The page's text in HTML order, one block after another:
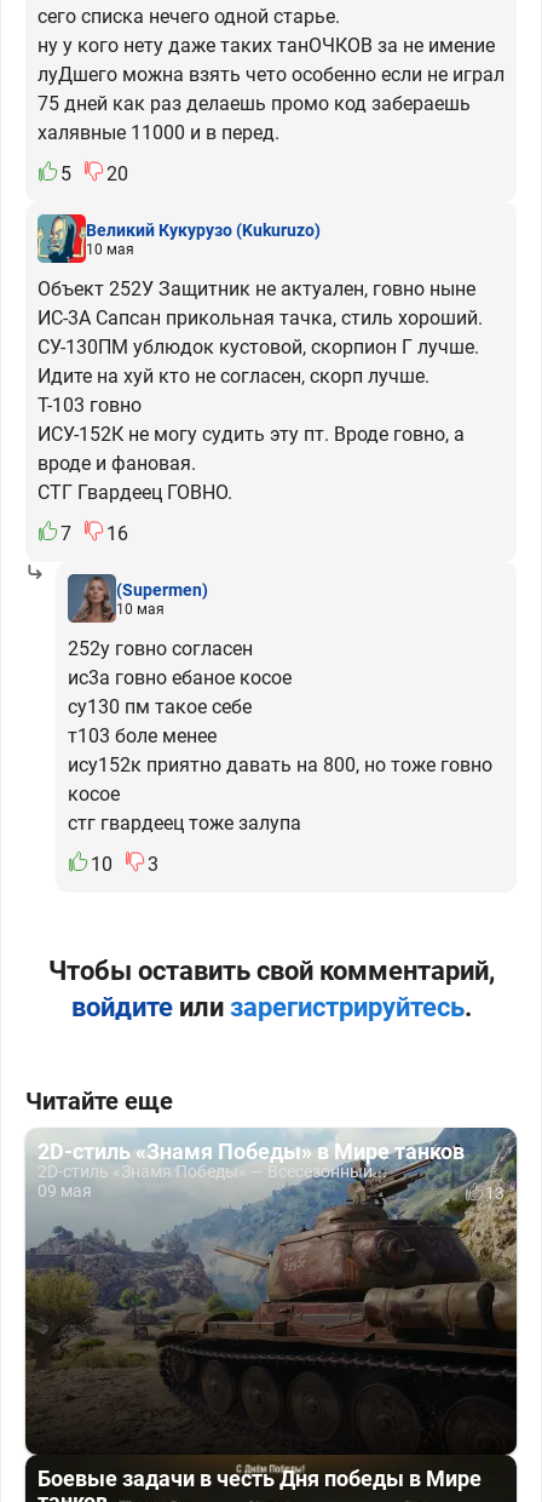
сего списка нечего одной старье.
ну у кого нету даже таких танОЧКОВ за не имение
луДшего можна взять чето особенно если не играл
75 дней как раз делаешь промо код забераешь
халявные 11000 и в перед.
5
20
Великий Кукурузо(Kukuruzo)
10 мая
Объект 252У Защитник не актуален, говно ныне
ИС-3А Сапсан прикольная тачка, стиль хороший.
СУ-130ПМ ублюдок кустовой, скорпион Г лучше.
Идите на хуй кто не согласен, скорп лучше.
Т-103 говно
ИСУ-152К не могу судить эту пт. Вроде говно, а
вроде и фановая.
СТГ Гвардеец ГОВНО.
7
16
(Supermen)
10 мая
252у говно согласен
ис3а говно ебаное косое
су130 пм такое себе
т103 боле менее
ису152к приятно давать на 800, но тоже говно
косое
стг гвардеец тоже залупа
10
3
Чтобы оставить свой комментарий,
войдитеили зарегистрируйтесь.
Читайте еще
2D-стиль «Знамя Победы» в Мире танков
2D-стиль «Знамя Победы» — Всесезонный...
09 мая
13
Боевые задачи в честь Дня победы в Мире